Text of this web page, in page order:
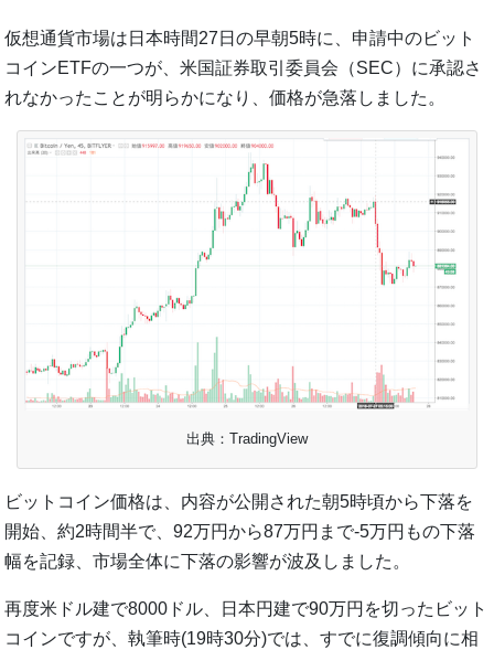
仮想通貨市場は日本時間27日の早朝5時に、申請中のビット
コインETFの一つが、米国証券取引委員会（SEC）に承認さ
れなかったことが明らかになり、価格が急落しました。
出典：TradingView
ビットコイン価格は、内容が公開された朝5時頃から下落を
開始、約2時間半で、92万円から87万円まで-5万円もの下落
幅を記録、市場全体に下落の影響が波及しました。
再度米ドル建で8000ドル、日本円建で90万円を切ったビット
コインですが、執筆時(19時30分)では、すでに復調傾向に相